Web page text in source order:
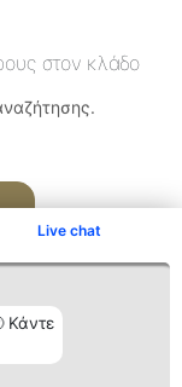
Live chat
Κάντε
στον κλάδο